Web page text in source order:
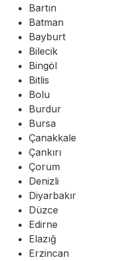
Bartın
Batman
Bayburt
Bilecik
Bingöl
Bitlis
Bolu
Burdur
Bursa
Çanakkale
Çankırı
Çorum
Denizli
Diyarbakır
Düzce
Edirne
Elazığ
Erzincan